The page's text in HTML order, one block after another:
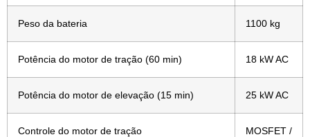
Peso da bateria 1100 kg
Potência do motor de tração (60 min) 18 kW AC
Potência do motor de elevação (15 min) 25 kW AC
Controle do motor de tração
MOSFET /